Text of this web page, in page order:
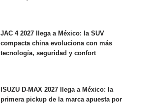
JAC 4 2027 llega a México: la SUV
compacta china evoluciona con más
tecnología, seguridad y confort
ISUZU D-MAX 2027 llega a México: la
primera pickup de la marca apuesta por